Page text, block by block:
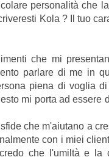
personalità che
Kola ? Il tuo
che mi
parlare di me in
piena di voglia
mi porta ad
che m'aiutano a
con i miei
che l'umiltà e la